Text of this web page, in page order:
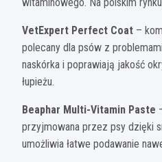
VetExpert Perfect Coat –
polecany dla psów z
naskórka i poprawiają jakość
łupieżu.
Beaphar Multi-Vitamin Paste
przyjmowana przez psy dzięki
umożliwia łatwe podawanie